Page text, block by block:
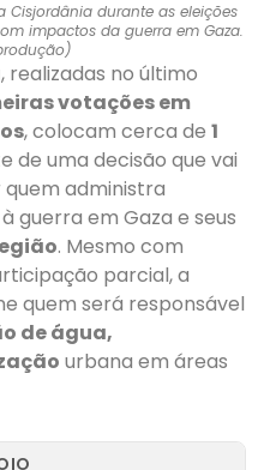
Cisjordânia durante as eleições
impactos da guerra em Gaza.
, realizadas no último
votações em
, colocam cerca de 1
de uma decisão que vai
administra
guerra em Gaza e seus
. Mesmo com
parcial, a
quem será responsável
de água,
urbana em áreas